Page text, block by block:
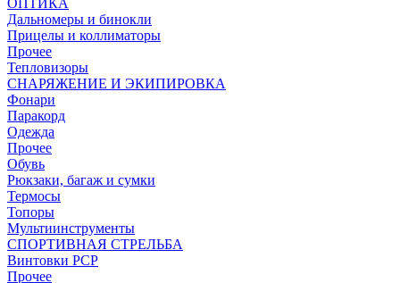
ОПТИКА
Дальномеры и бинокли
Прицелы и коллиматоры
Прочее
Тепловизоры
СНАРЯЖЕНИЕ И ЭКИПИРОВКА
Фонари
Паракорд
Одежда
Прочее
Обувь
Рюкзаки, багаж и сумки
Термосы
Топоры
Мультиинструменты
СПОРТИВНАЯ СТРЕЛЬБА
Винтовки PCP
Прочее